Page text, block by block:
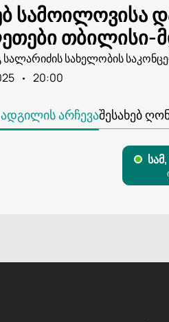
სამოილოვისა
თბილისი-
სალარიძის სახელობის
20:00
ᲐᲠᲩᲔᲕᲐᲨᲔᲡᲐᲮᲔᲑ